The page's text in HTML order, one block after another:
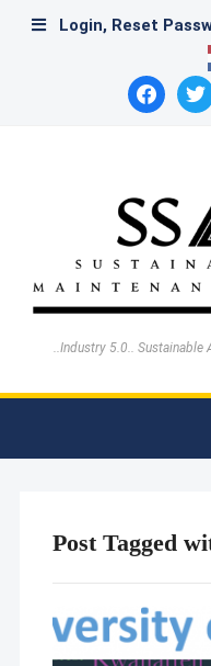
Login, Reset
facebook
..Industry 5.0.. Sustainable
Post Tagged